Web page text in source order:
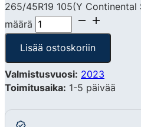
265/45R19 105(Y
määrä
Lisää ostoskoriin
Valmistusvuosi: 2023
Toimitusaika: 1-5 päivää